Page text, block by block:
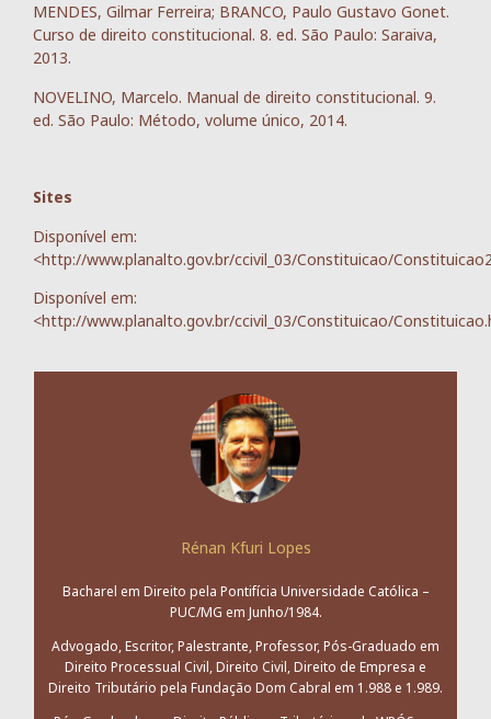
MENDES, Gilmar Ferreira; BRANCO, Paulo Gustavo Gonet.
Curso de direito constitucional. 8. ed. São Paulo: Saraiva,
2013.
NOVELINO, Marcelo. Manual de direito constitucional. 9.
ed. São Paulo: Método, volume único, 2014.
Sites
Disponível em:
<http://www.planalto.gov.br/ccivil_03/Constituicao/
Disponível em:
<http://www.planalto.gov.br/ccivil_03/Constituicao/
Rénan Kfuri Lopes
Bacharel em Direito pela Pontifícia Universidade Católica –
PUC/MG em Junho/1984.
Advogado, Escritor, Palestrante, Professor, Pós-Graduado em
Direito Processual Civil, Direito Civil, Direito de Empresa e
Direito Tributário pela Fundação Dom Cabral em 1.988 e 1.989.